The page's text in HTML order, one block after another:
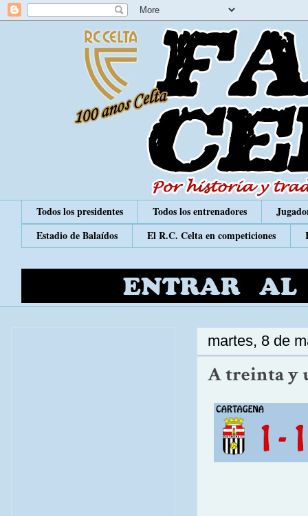
Todos los presidentes Todos los entrenadores
Estadio de Balaídos
El R.C. Celta en competiciones
martes, 8 de
A treinta y